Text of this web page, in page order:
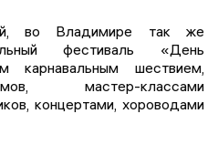
во Владимире так же
фестиваль «День
карнавальным шествием,
мастер-классами
концертами, хороводами